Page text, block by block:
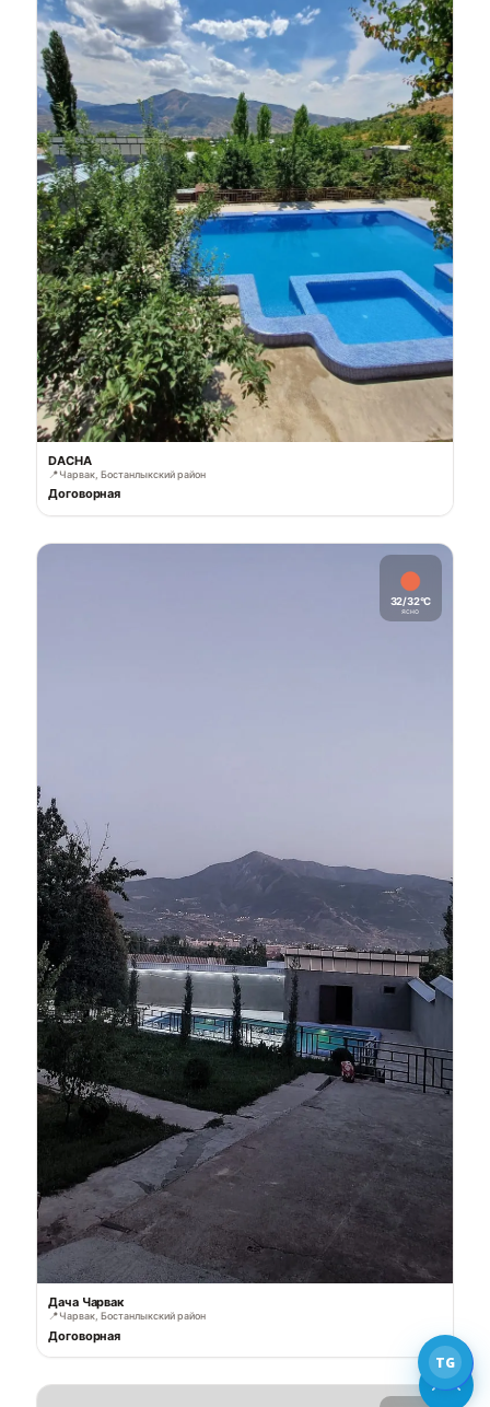
DACHA
📍Чарвак, Бостанлыкский район
Договорная
32/32°C
ясно
Дача Чарвак
📍Чарвак, Бостанлыкский район
Договорная
TG